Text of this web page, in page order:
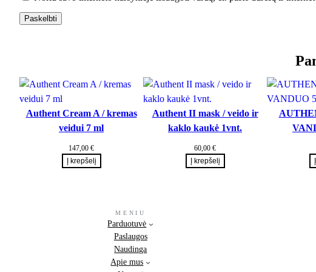
Authent Cream A / kremas
veidui 7 ml
147,00 €
Į krepšelį
Authent II mask / veido ir
kaklo kaukė 1vnt.
60,00 €
Į krepšelį
MENIU
Parduotuvė
Paslaugos
Naudinga
Apie mus